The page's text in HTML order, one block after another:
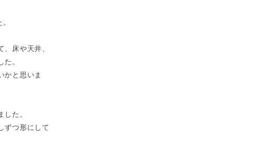
床や天井、
。
かと思いま
た。
ずつ形にして